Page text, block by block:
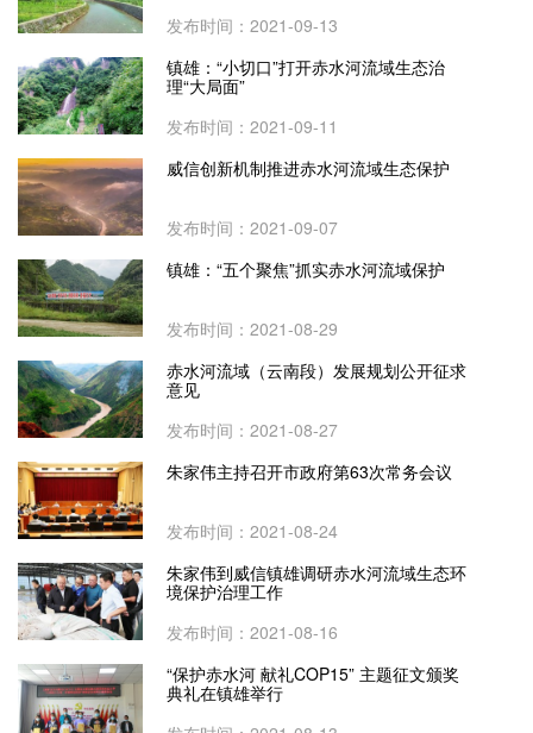
发布时间：2021-09-13
镇雄：“小切口”打开赤水河流域生态治
理“大局面”
发布时间：2021-09-11
威信创新机制推进赤水河流域生态保护
发布时间：2021-09-07
镇雄：“五个聚焦”抓实赤水河流域保护
发布时间：2021-08-29
赤水河流域（云南段）发展规划公开征求
意见
发布时间：2021-08-27
朱家伟主持召开市政府第63次常务会议
发布时间：2021-08-24
朱家伟到威信镇雄调研赤水河流域生态环
境保护治理工作
发布时间：2021-08-16
“保护赤水河 献礼COP15” 主题征文颁奖
典礼在镇雄举行